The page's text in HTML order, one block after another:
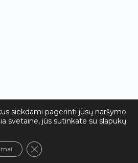
2026 Asociacija „LTU Aquatics“. Visos
teisės saugomos.
siekdami pagerinti jūsų naršymo
svetaine, jūs sutinkate su slapukų
Close GDPR Cookie Banner